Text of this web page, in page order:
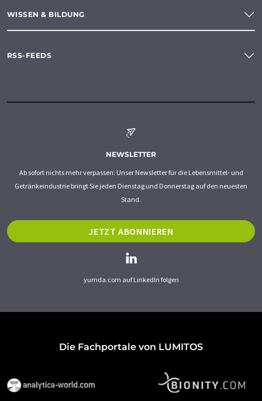
WISSEN & BILDUNG
RSS-FEEDS
NEWSLETTER
Ab sofort nichts mehr verpassen: Unser Newsletter für die Lebensmittel- und
Getränkeindustrie bringt Sie jeden Dienstag und Donnerstag auf den neuesten
Stand.
JETZT ABONNIEREN
yumda.com auf LinkedIn folgen
Die Fachportale von LUMITOS